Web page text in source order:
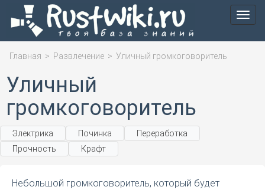
Меню
Главная > Развлечение > Уличный громкоговоритель
Уличный
громкоговоритель
Электрика Починка
Переработка
Прочность
Крафт
Небольшой громкоговоритель, который будет